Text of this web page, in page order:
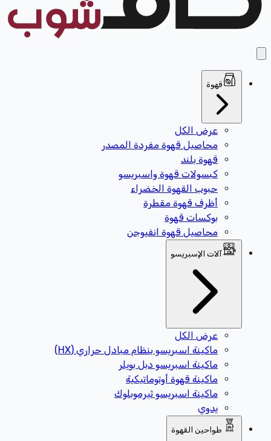
قهوة
عرض الكل
محاصيل قهوة مفردة المصدر
قهوة بلند
كبسولات قهوة واسبريسو
حبوب القهوة الخضراء
أظرف قهوة مقطرة
بوكسات قهوة
محاصيل قهوة انفيوجن
آلات الإسبريسو
عرض الكل
ماكينة اسبريسو بنظام مبادل حراري (HX)
ماكينة اسبريسو دبل بويلر
ماكينة قهوة أوتوماتيكية
ماكينة اسبريسو ثيرموبلوك
يدوي
طواحين القهوة